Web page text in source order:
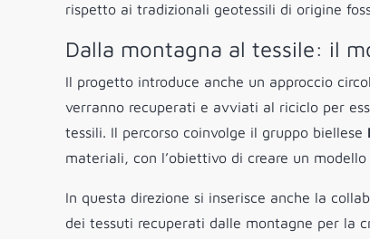
rispetto ai tradizionali geotessili di origine
Dalla montagna al tessile: il
Il progetto introduce anche un approccio
verranno recuperati e avviati al riciclo per
tessili. Il percorso coinvolge il gruppo biellese
materiali, con l’obiettivo di creare un
In questa direzione si inserisce anche la
dei tessuti recuperati dalle montagne per la